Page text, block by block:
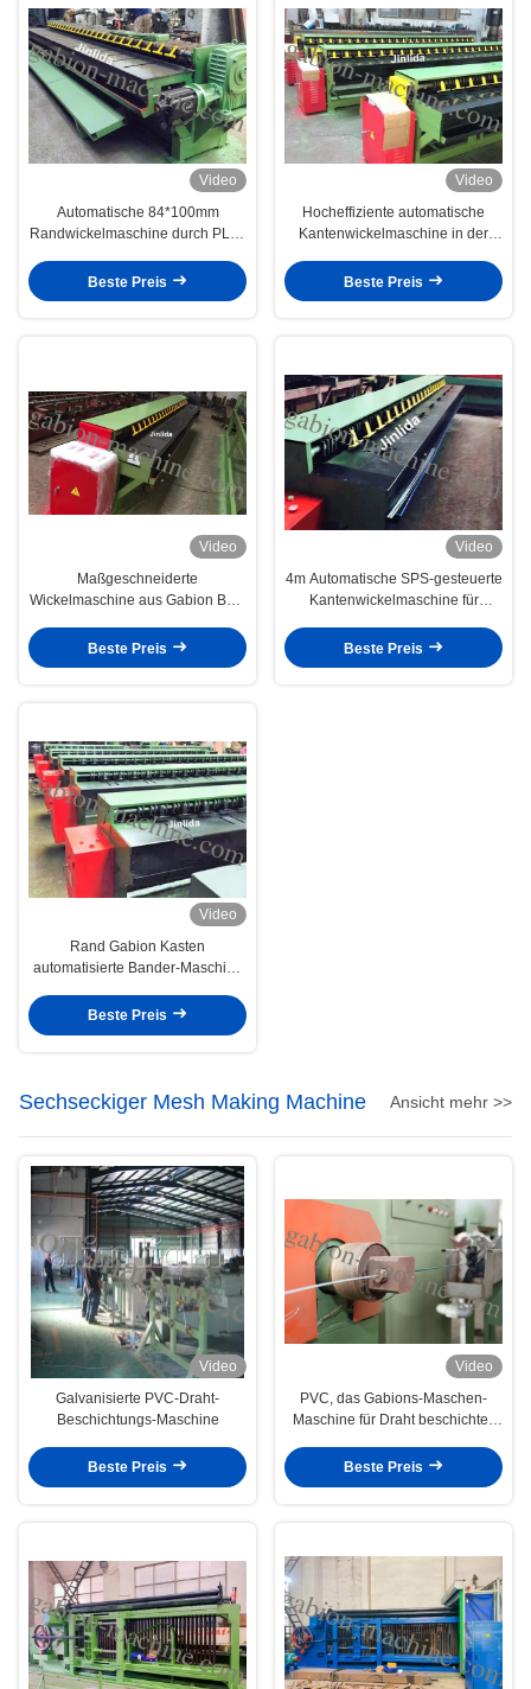
Video
Automatische 84*100mm
Randwickelmaschine durch PLC-
Drahtnetz
Beste Preis
Video
Hocheffiziente automatische
Kantenwickelmaschine in der
Beste Preis
Video
Maßgeschneiderte
Wickelmaschine aus Gabion Box,
Beste Preis
Video
4m Automatische SPS-gesteuerte
Kantenwickelmaschine für
Beste Preis
Video
Rand Gabion Kasten
automatisierte Bander-Maschine
Beste Preis
Sechseckiger Mesh Making Machine Ansicht mehr >>
Video
Galvanisierte PVC-Draht-
Beschichtungs-Maschine
Beste Preis
Video
PVC, das Gabions-Maschen-
Maschine für Draht beschichtet,
Beste Preis